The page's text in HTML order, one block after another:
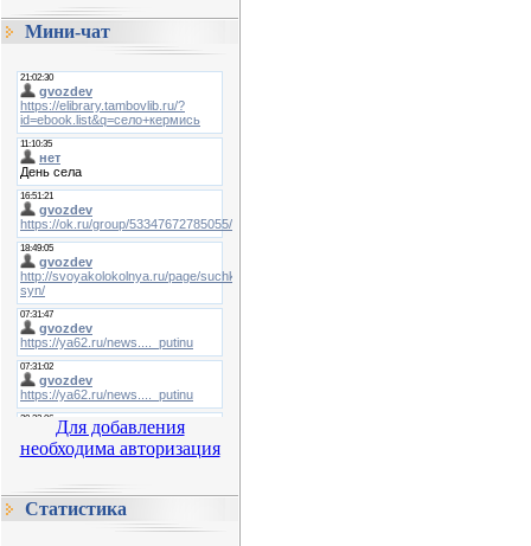
Мини-чат
Для добавления
необходима авторизация
Статистика